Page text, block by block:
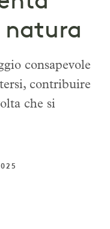
natura
consapevole
contribuire
che si